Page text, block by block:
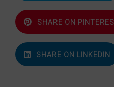
SHARE ON
SHARE ON LINKEDIN